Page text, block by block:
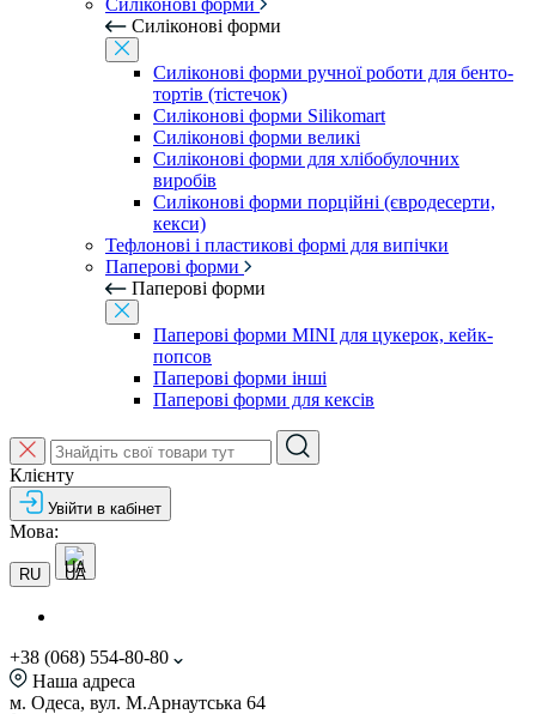
Силіконові форми
Силіконові форми
Силіконові форми ручної роботи для бенто-
тортів (тістечок)
Силіконові форми Silikomart
Силіконові форми великі
Силіконові форми для хлібобулочних
виробів
Силіконові форми порційні (євродесерти,
кекси)
Тефлонові і пластикові формі для випічки
Паперові форми
Паперові форми
Паперові форми MINI для цукерок, кейк-
попсов
Паперові форми інші
Паперові форми для кексів
Клієнту
Увійти в кабінет
Мова:
RU UA
+38 (068) 554-80-80
Наша адреса
м. Одеса, вул. М.Арнаутська 64